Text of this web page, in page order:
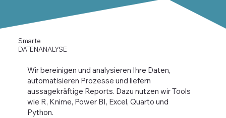
Smarte
DATENANALYSE
Wir bereinigen und analysieren Ihre Daten,
automatisieren Prozesse und liefern
aussagekräftige Reports. Dazu nutzen wir Tools
wie R, Knime, Power BI, Excel, Quarto und
Python.